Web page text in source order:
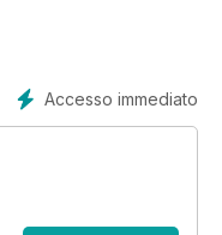
Accesso immediato